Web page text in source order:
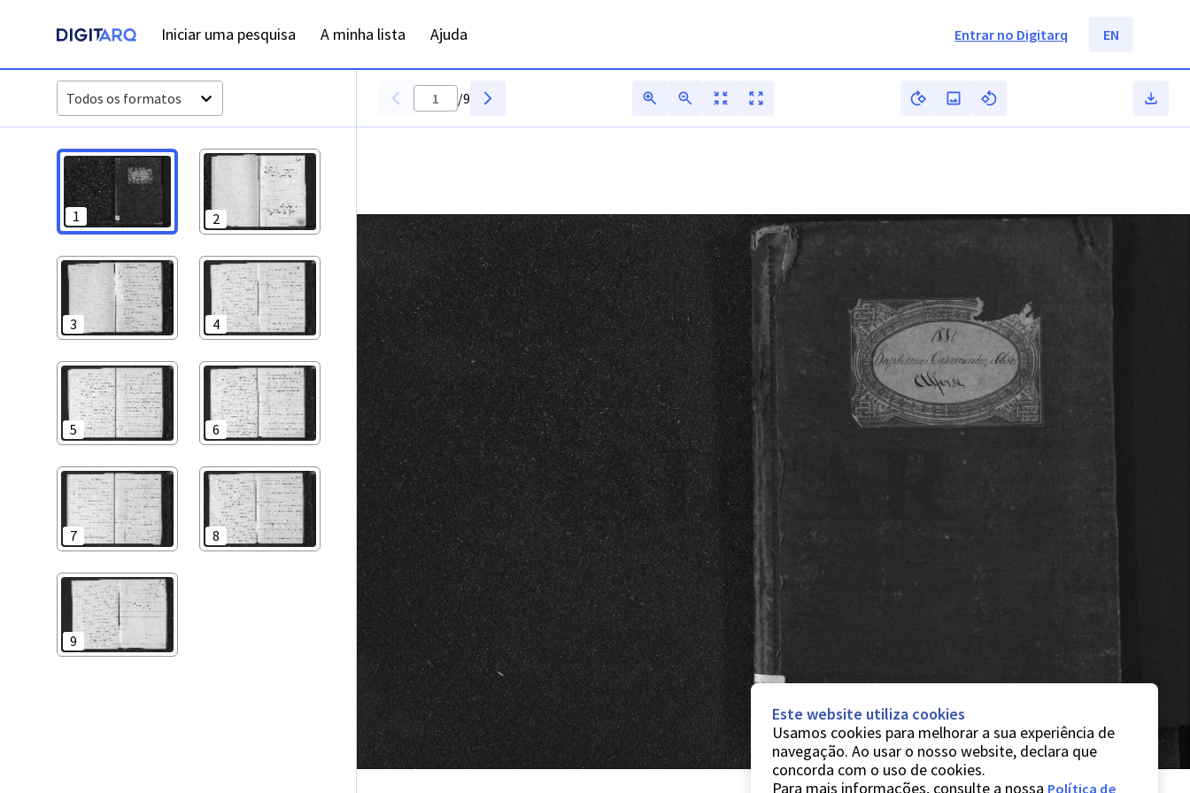
Iniciar uma pesquisa A minha lista Ajuda Entrar no Digitarq EN
Todos os formatos
1 2
3 4
5 6
7 8
9
/9
Este website utiliza cookies
Usamos cookies para melhorar a sua experiência de
navegação. Ao usar o nosso website, declara que
concorda com o uso de cookies.
Para mais informações, consulte a nossa Política de